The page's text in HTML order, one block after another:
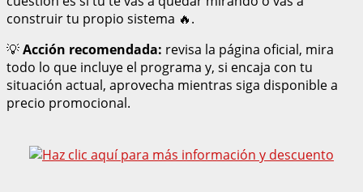
construir tu propio sistema 🔥.
💡Acción recomendada: revisa la página oficial, mira
todo lo que incluye el programa y, si encaja con tu
situación actual, aprovecha mientras siga disponible a
precio promocional.